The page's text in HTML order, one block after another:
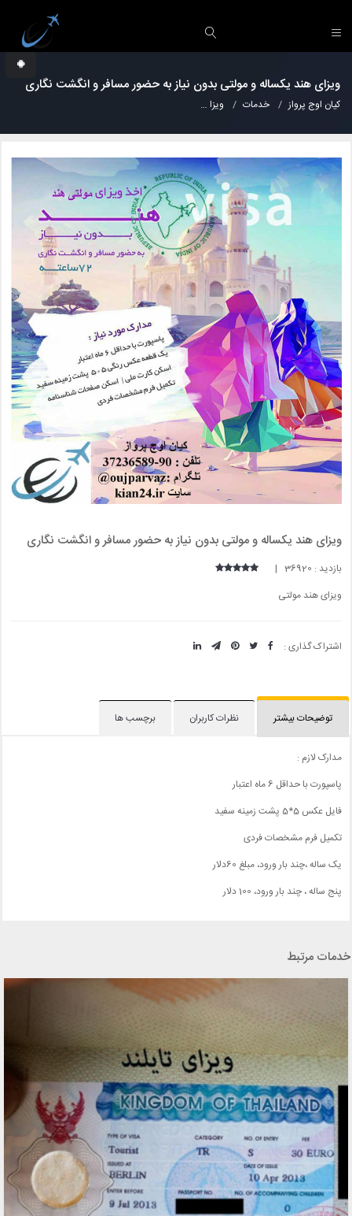
ویزای هند یکساله و مولتی بدون نیاز به حضور مسافر و انگشت نگاری
کیان اوج پرواز خدمات ویزا
ویزای هند یکساله و مولتی بدون نیاز به حضور مسافر و انگشت نگاری
بازدید : 36920 |
ویزای هند مولتی
اشتراک گذاری :
توضیحات بیشتر نظرات کاربران برچسب ها
مدارک لازم :
پاسپورت با حداقل 6 ماه اعتبار
فایل عکس 5*5 پشت زمینه سفید
تکمیل فرم مشخصات فردی
یک ساله ،چند بار ورود، مبلغ 60دلار
پنج ساله ، چند بار ورود، 100 دلار
خدمات مرتبط